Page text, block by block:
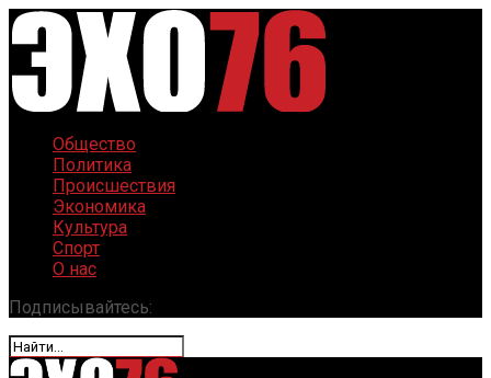
Общество
Политика
Происшествия
Экономика
Культура
Спорт
О нас
Подписывайтесь: